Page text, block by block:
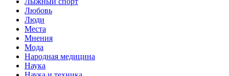
Любовь
Люди
Места
Мнения
Мода
Народная медицина
Наука